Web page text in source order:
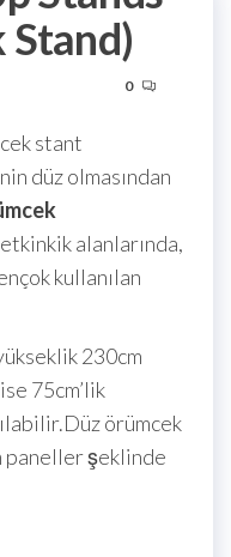
Stand)
0
stant
düz olmasından
alanlarında,
kullanılan
230cm
75cm’lik
örümcek
paneller şeklinde